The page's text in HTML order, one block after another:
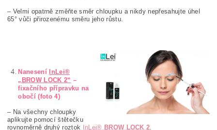
– Velmi opatrně změňte směr chloupku a nikdy nepřesahujte úhel
65° vůči přirozenému směru jeho růstu.
Nanesení
InLei®
„BROW LOCK 2“ –
fixačního přípravku na
obočí (foto 4)
– Na všechny chloupky
aplikujte pomocí štětečku
rovnoměrně druhý roztok
InLei® BROW LOCK 2.